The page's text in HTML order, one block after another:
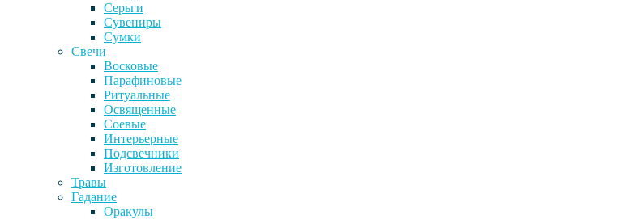
Серьги
Сувениры
Сумки
Свечи
Восковые
Парафиновые
Ритуальные
Освященные
Соевые
Интерьерные
Подсвечники
Изготовление
Травы
Гадание
Оракулы